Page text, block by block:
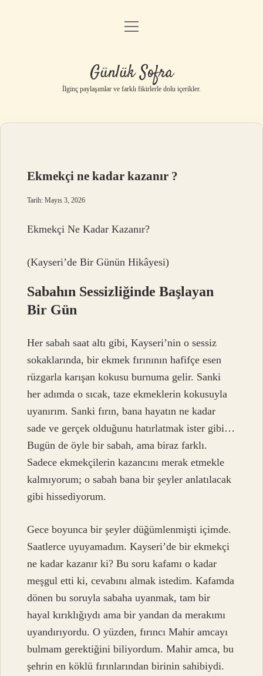
Anasayfa
Yasal Uyarı
menüyü
Günlük Sofra
İlginç paylaşımlar ve farklı fikirlerle dolu içerikler.
Ekmekçi ne kadar kazanır ?
Tarih: Mayıs 3, 2026
Ekmekçi Ne Kadar Kazanır?
(Kayseri’de Bir Günün Hikâyesi)
Sabahın Sessizliğinde Başlayan
Bir Gün
Her sabah saat altı gibi, Kayseri’nin o sessiz
sokaklarında, bir ekmek fırınının hafifçe esen
rüzgarla karışan kokusu burnuma gelir. Sanki
her adımda o sıcak, taze ekmeklerin kokusuyla
uyanırım. Sanki fırın, bana hayatın ne kadar
sade ve gerçek olduğunu hatırlatmak ister gibi…
Bugün de öyle bir sabah, ama biraz farklı.
Sadece ekmekçilerin kazancını merak etmekle
kalmıyorum; o sabah bana bir şeyler anlatılacak
gibi hissediyorum.
Gece boyunca bir şeyler düğümlenmişti içimde.
Saatlerce uyuyamadım. Kayseri’de bir ekmekçi
ne kadar kazanır ki? Bu soru kafamı o kadar
meşgul etti ki, cevabını almak istedim. Kafamda
dönen bu soruyla sabaha uyanmak, tam bir
hayal kırıklığıydı ama bir yandan da merakımı
uyandırıyordu. O yüzden, fırıncı Mahir amcayı
bulmam gerektiğini biliyordum. Mahir amca, bu
şehrin en köklü fırınlarından birinin sahibiydi.